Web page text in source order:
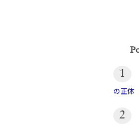
1
の正体
2